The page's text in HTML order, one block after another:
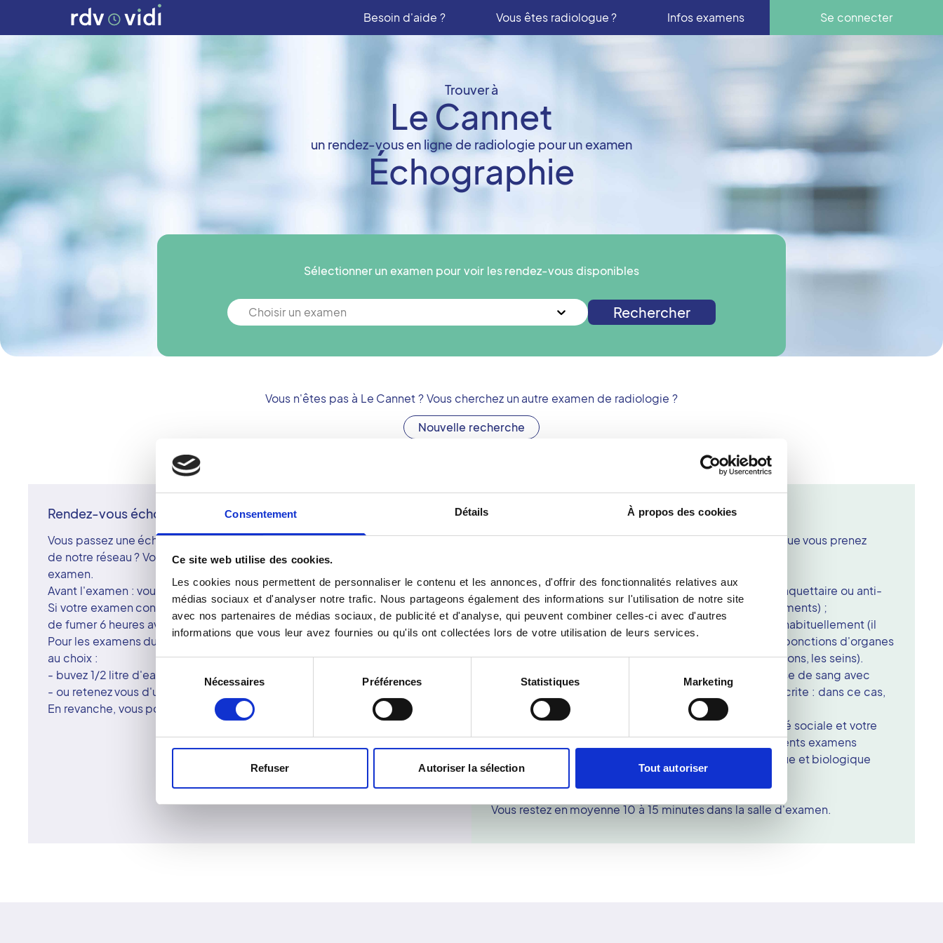
Consentement Détails À propos des cookies
Ce site web utilise des cookies.
Les cookies nous permettent de personnaliser le contenu et les annonces, d'offrir des fonctionnalités relatives aux
médias sociaux et d'analyser notre trafic. Nous partageons également des informations sur l'utilisation de notre site
avec nos partenaires de médias sociaux, de publicité et d'analyse, qui peuvent combiner celles-ci avec d'autres
informations que vous leur avez fournies ou qu'ils ont collectées lors de votre utilisation de leurs services.
consentement
Nécessaires Préférences Statistiques Marketing
Refuser Autoriser la sélection Tout autoriser
Besoin d'aide ? Vous êtes radiologue ? Infos examens Se connecter
Trouver à
Le Cannet
un rendez-vous en ligne de radiologie pour un examen
Échographie
Sélectionner un examen pour voir les rendez-vous disponibles
Choisir un examen Rechercher
Vous n'êtes pas à Le Cannet? Vous cherchez un autre examen de radiologie ?
Nouvelle recherche
Rendez-vous échographie
Vous passez une échographie ou un doppler dans un centre de radiologie
de notre réseau ? Voici les informations utiles pour vous préparer à votre
examen.
Avant l'examen : vous préparer
Si votre examen concerne votre abdomen (ventre), restez à jeun et arrêtez
de fumer 6 heures avant son horaire prévu.
Pour les examens du pelvis (bassin), vous avez le choix entre deux options,
au choix :
- buvez 1/2 litre d'eau une heure avant l'examen ;
- ou retenez vous d'uriner deux heures avant celui-ci.
En revanche, vous pouvez prendre vos médicaments habituels.
Se préparer pour une échographie ou un doppler
En cas de ponction sous contrôle échographique, lorsque vous prenez
- précisez si vous suivez un traitement anti-agrégant plaquettaire ou anti-
coagulant (dans ce cas, indiquez les noms des médicaments) ;
- apportez la liste écrite de tous les médicaments pris habituellement (il
n'est pas nécessaire d'arrêter ces traitements pour les ponctions d'organes
superficiels comme la thyroïde, les tendons et articulations, les seins).
La secrétaire vous précisera la conduite à tenir. Une prise de sang avec
analyse de la coagulation sanguine peut vous être prescrite : dans ce cas,
pensez à apporter les résultats le jour de l'examen.
Avant de venir, pensez à prendre vos papiers de sécurité sociale et votre
ordonnance. Munissez-vous également de vos précédents examens
échographiques et de tout autre document radiologique et biologique
utile.
Pendant l'examen
Vous restez en moyenne 10 à 15 minutes dans la salle d'examen.